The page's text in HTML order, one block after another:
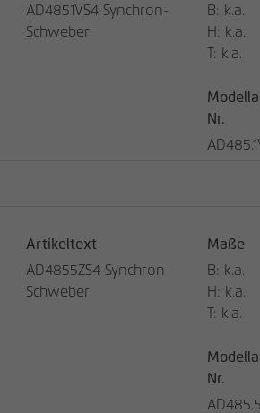
AD4851VS4 Synchron-
Schweber
B: k.a.
H: k.a.
T: k.a.
Nr.
Artikeltext
AD4855ZS4 Synchron-
Schweber
Maße
B: k.a.
H: k.a.
T: k.a.
Nr.